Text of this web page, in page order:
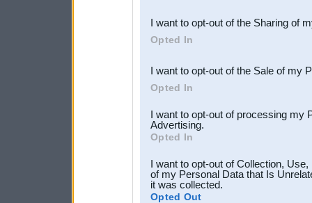
Downstream Participants
third parties.
I want to opt-out of the Sharing of
Opted In
I want to opt-out of the Sale of my
Opted In
I want to opt-out of processing my
Advertising.
Opted In
I want to opt-out of Collection,
of my Personal Data that Is
it was collected.
Opted Out